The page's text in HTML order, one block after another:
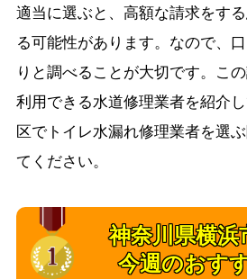
適当に選ぶと、高額な請求をす
る可能性があります。なので、
りと調べることが大切です。こ
利用できる水道修理業者を紹介
区でトイレ水漏れ修理業者を選
てください。
神奈川県横浜
今週のおす